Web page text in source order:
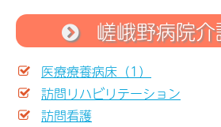
嵯峨野病院
医療療養病床（1）
訪問リハビリテーション
訪問看護